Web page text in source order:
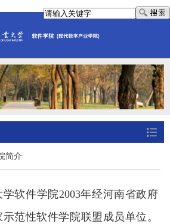
简介
软件学院2003年经河南省政府
范性软件学院联盟成员单位。